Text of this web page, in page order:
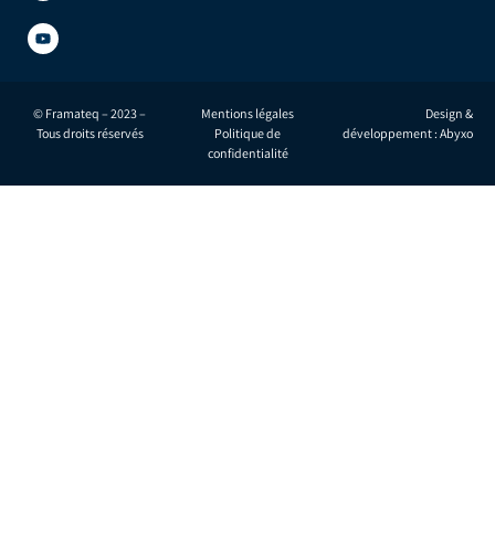
© Framateq – 2023 –
Tous droits réservés
Mentions légales
Politique de
confidentialité
Design &
développement : Abyxo